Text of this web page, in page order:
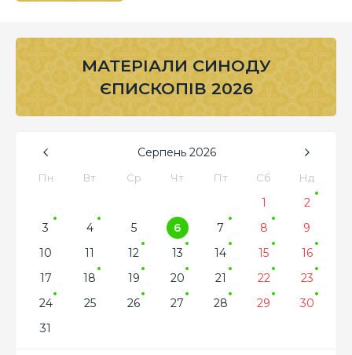
МАТЕРІАЛИ СИНОДУ
ЄПИСКОПІВ 2026
Серпень 2026
Пн Вт Ср Чт Пт Сб Нд
1
2
3
4 5 6 7 8
9
10
11 12 13 14 15
16
17
18 19 20 21 22
23
24
25 26 27 28 29
30
31